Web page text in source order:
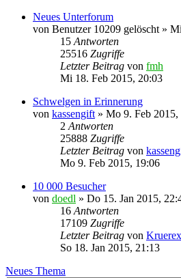
Neues Unterforum
von Benutzer 10209 gelöscht »
15 Antworten
25516 Zugriffe
Letzter Beitrag von fmh
Mi 18. Feb 2015, 20:03
Schwelgen in Erinnerung
von kassengift » Mo 9. Feb 2015,
2 Antworten
25888 Zugriffe
Letzter Beitrag von
Mo 9. Feb 2015, 19:06
10 000 Besucher
von doedl » Do 15. Jan 2015,
16 Antworten
17109 Zugriffe
Letzter Beitrag von Kruerex
So 18. Jan 2015, 21:13
Neues Thema